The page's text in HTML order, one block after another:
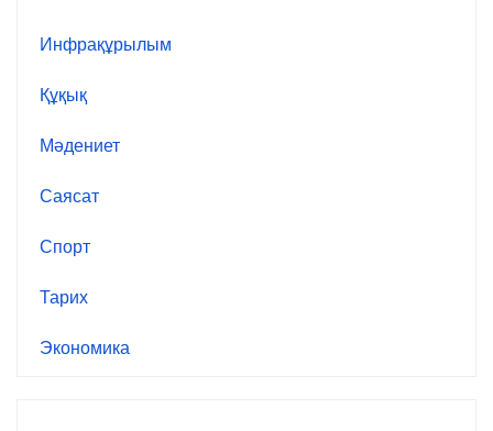
Инфрақұрылым
Құқық
Мәдениет
Саясат
Спорт
Тарих
Экономика